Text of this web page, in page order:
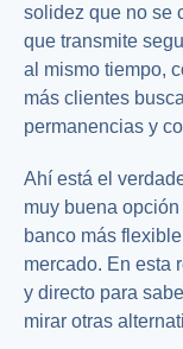
solidez que no se
que transmite
al mismo tiempo,
más clientes
permanencias y
Ahí está el
muy buena
banco más
mercado. En esta
y directo para
mirar otras